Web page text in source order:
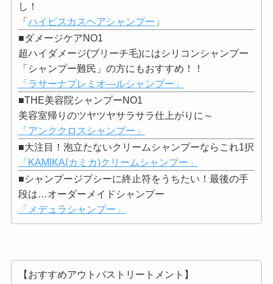
し！
「 ハイビスカスヘアシャンプー 」
■ダメージケアNO1
超ハイダメージ(ブリーチ毛)にはシリコンシャンプー
「シャンプー難民」の方にもおすすめ！！
「ラサーナプレミオ―ルシャンプー」
■THE美容院シャンプーNO1
美容室帰りのツヤツヤサラサラ仕上がりに～
「アンククロスシャンプー」
■大注目！泡立たないクリームシャンプーならこれ1択
「KAMIKA(カミカ)クリームシャンプー」
■シャンプージプシーに終止符をうちたい！最後の手
段は…オーダーメイドシャンプー
「メデュラシャンプー」
【おすすめアウトバストリートメント】